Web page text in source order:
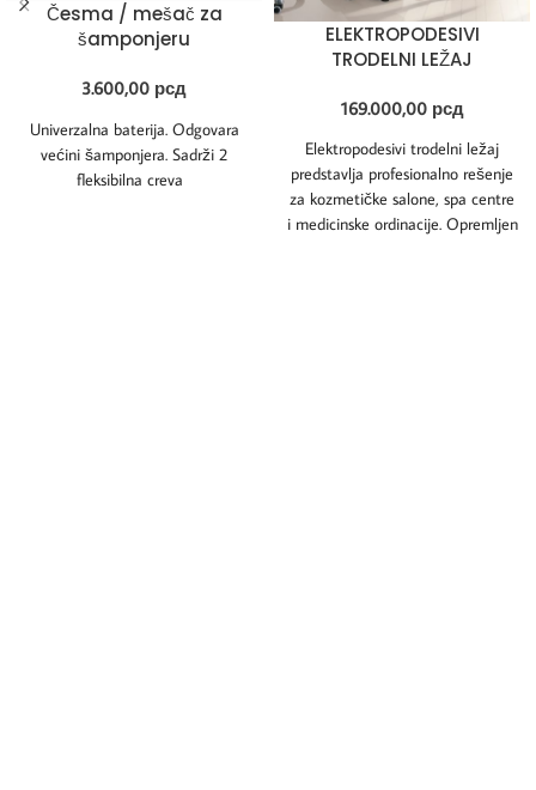
Česma / mešač za
šamponjeru
3.600,00 рсд
Univerzalna baterija. Odgovara
većini šamponjera. Sadrži 2
fleksibilna creva
ELEKTROPODESIVI
TRODELNI LEŽAJ
169.000,00 рсд
Elektropodesivi trodelni ležaj
predstavlja profesionalno rešenje
za kozmetičke salone, spa centre
i medicinske ordinacije. Opremljen